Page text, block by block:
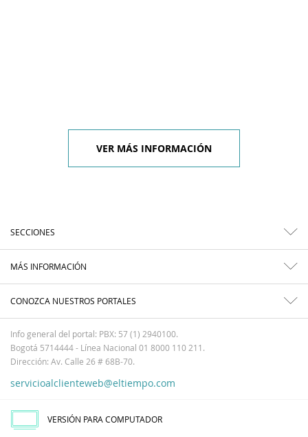
VER MÁS INFORMACIÓN
SECCIONES
MÁS INFORMACIÓN
CONOZCA NUESTROS PORTALES
Info general del portal: PBX: 57 (1) 2940100.
Bogotá 5714444 - Línea Nacional 01 8000 110 211.
Dirección: Av. Calle 26 # 68B-70.
servicioalclienteweb@eltiempo.com
VERSIÓN PARA COMPUTADOR